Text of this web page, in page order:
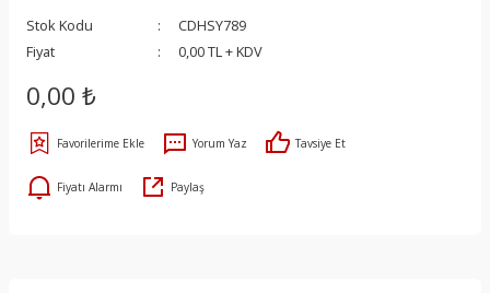
Stok Kodu
CDHSY789
Fiyat
0,00 TL + KDV
0,00 ₺
Yorum Yaz Tavsiye Et
Fiyatı Alarmı Paylaş